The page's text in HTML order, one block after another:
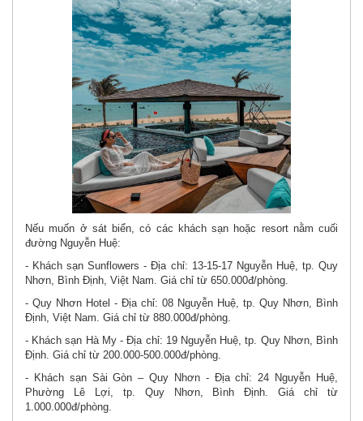
Nếu muốn ở sát biển, có các khách sạn hoặc resort nằm cuối
đường Nguyễn Huệ:
- Khách sạn Sunflowers - Địa chỉ: 13-15-17 Nguyễn Huệ, tp. Quy
Nhơn, Bình Định, Việt Nam. Giá chỉ từ 650.000đ/phòng.
- Quy Nhơn Hotel - Địa chỉ: 08 Nguyễn Huệ, tp. Quy Nhơn, Bình
Định, Việt Nam. Giá chỉ từ 880.000đ/phòng.
- Khách sạn Hà My - Địa chỉ: 19 Nguyễn Huệ, tp. Quy Nhơn, Bình
Định. Giá chỉ từ 200.000-500.000đ/phòng.
- Khách sạn Sài Gòn – Quy Nhơn - Địa chỉ: 24 Nguyễn Huệ,
Phường Lê Lợi, tp. Quy Nhơn, Bình Định. Giá chỉ từ
1.000.000đ/phòng.